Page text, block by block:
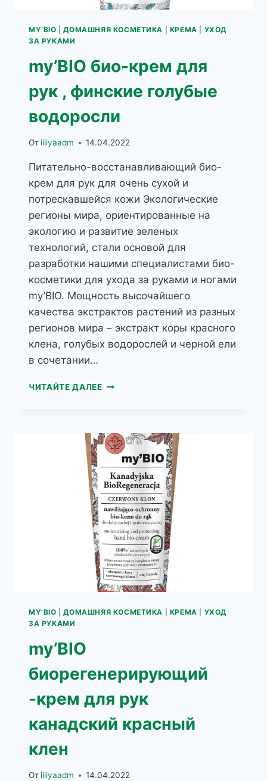
MY’BIO |ДОМАШНЯЯ КОСМЕТИКА КРЕМА
УХОД
ЗА РУКАМИ
my’BIO био-крем для
рук , финские голубые
водоросли
От liliyaadm 14.04.2022
Питательно-восстанавливающий био-
крем для рук для очень сухой и
потрескавшейся кожи Экологические
регионы мира, ориентированные на
экологию и развитие зеленых
технологий, стали основой для
разработки нашими специалистами био-
косметики для ухода за руками и ногами
my’BIO. Мощность высочайшего
качества экстрактов растений из разных
регионов мира – экстракт коры красного
клена, голубых водорослей и черной ели
в сочетании…
ЧИТАЙТЕ ДАЛЕЕMY’BIO
РУК
,
ФИНСКИЕ
ГОЛУБЫЕ
ВОДОРОСЛИ
MY’BIO |ДОМАШНЯЯ КОСМЕТИКА КРЕМА
УХОД
ЗА РУКАМИ
my’BIO
биорегенерирующий
-крем для рук
канадский красный
клен
От liliyaadm 14.04.2022